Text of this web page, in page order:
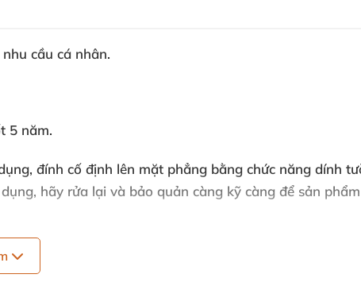
cầu cá nhân.
5 năm.
đính cố định lên mặt phẳng bằng chức năng dính
hãy rửa lại và bảo quản càng kỹ càng để sản